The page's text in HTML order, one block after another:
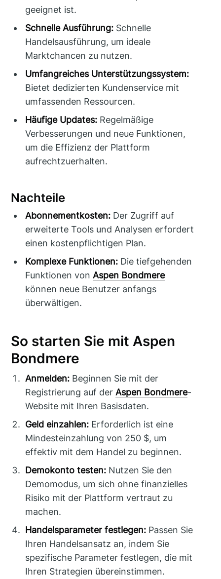
geeignet ist.
Schnelle Ausführung: Schnelle
Handelsausführung, um ideale
Marktchancen zu nutzen.
Umfangreiches Unterstützungssystem:
Bietet dedizierten Kundenservice mit
umfassenden Ressourcen.
Häufige Updates: Regelmäßige
Verbesserungen und neue Funktionen,
um die Effizienz der Plattform
aufrechtzuerhalten.
Nachteile
Abonnementkosten: Der Zugriff auf
erweiterte Tools und Analysen erfordert
einen kostenpflichtigen Plan.
Komplexe Funktionen: Die tiefgehenden
Funktionen vonAspen Bondmere
können neue Benutzer anfangs
überwältigen.
So starten Sie mit Aspen
Bondmere
Anmelden: Beginnen Sie mit der
Registrierung auf derAspen Bondmere-
Website mit Ihren Basisdaten.
Geld einzahlen: Erforderlich ist eine
Mindesteinzahlung von 250 $, um
effektiv mit dem Handel zu beginnen.
Demokonto testen: Nutzen Sie den
Demomodus, um sich ohne finanzielles
Risiko mit der Plattform vertraut zu
machen.
Handelsparameter festlegen: Passen Sie
Ihren Handelsansatz an, indem Sie
spezifische Parameter festlegen, die mit
Ihren Strategien übereinstimmen.